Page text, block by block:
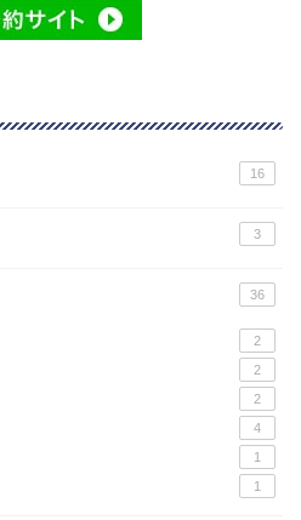
16
3
36
2
2
2
4
1
1